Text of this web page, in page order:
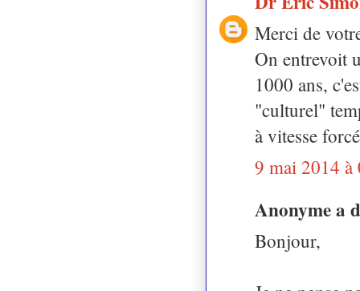
Merci de
On entrevoit
1000 ans,
"culturel"
à vitesse
9 mai 2014 à
Anonyme a
Bonjour,